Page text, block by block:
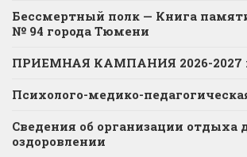
Бессмертный полк — Книга
№ 94 города Тюмени
ПРИЕМНАЯ КАМПАНИЯ 2026-2027
Психолого-медико-
Сведения об организации отдыха
оздоровлении